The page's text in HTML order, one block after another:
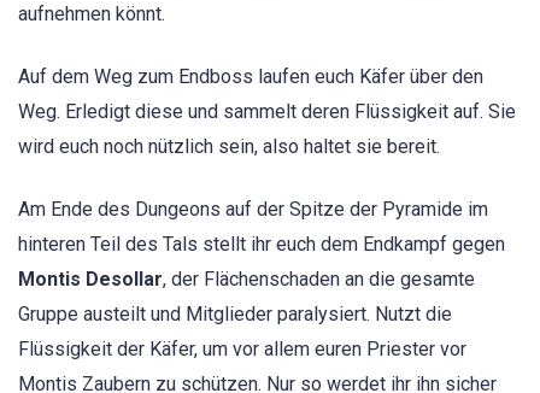
aufnehmen könnt.
Auf dem Weg zum Endboss laufen euch Käfer über den
Weg. Erledigt diese und sammelt deren Flüssigkeit auf. Sie
wird euch noch nützlich sein, also haltet sie bereit.
Am Ende des Dungeons auf der Spitze der Pyramide im
hinteren Teil des Tals stellt ihr euch dem Endkampf gegen
Montis Desollar, der Flächenschaden an die gesamte
Gruppe austeilt und Mitglieder paralysiert. Nutzt die
Flüssigkeit der Käfer, um vor allem euren Priester vor
Montis Zaubern zu schützen. Nur so werdet ihr ihn sicher